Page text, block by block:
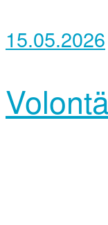
15.05.2026